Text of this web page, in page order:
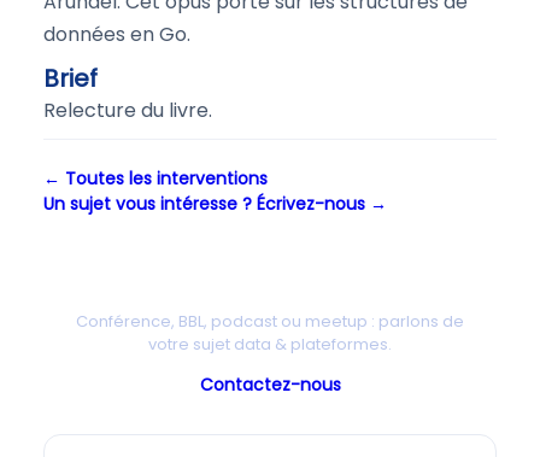
données en Go.
Brief
Relecture du livre.
← Toutes les interventions
Un sujet vous intéresse ? Écrivez-nous →
Conférence, BBL, podcast ou meetup : parlons de
votre sujet data & plateformes.
Contactez-nous